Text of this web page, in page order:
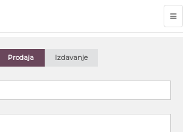
Prodaja Izdavanje